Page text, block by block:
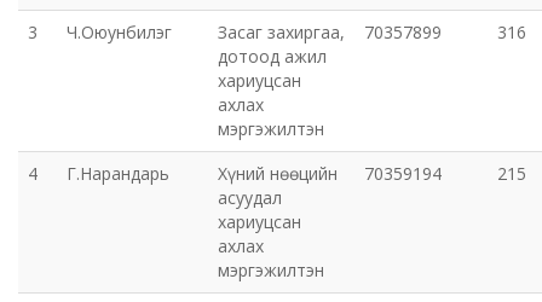
3 Ч.Оюунбилэг
Засаг захиргаа,
дотоод ажил
хариуцсан
ахлах
мэргэжилтэн
70357899 316
4 Г.Нарандарь
Хүний нөөцийн
асуудал
хариуцсан
ахлах
мэргэжилтэн
70359194 215